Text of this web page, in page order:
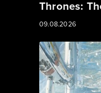
Thrones:
09.08.2026